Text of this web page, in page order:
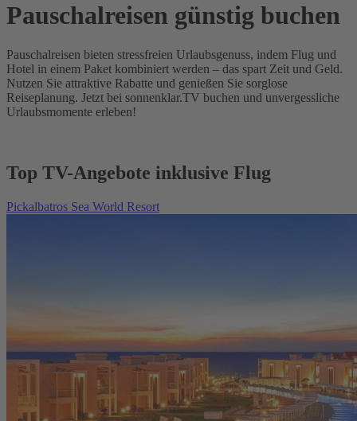
Pauschalreisen günstig buchen
Pauschalreisen bieten stressfreien Urlaubsgenuss, indem Flug und
Hotel in einem Paket kombiniert werden – das spart Zeit und Geld.
Nutzen Sie attraktive Rabatte und genießen Sie sorglose
Reiseplanung. Jetzt bei sonnenklar.TV buchen und unvergessliche
Urlaubsmomente erleben!
Top TV-Angebote inklusive Flug
Pickalbatros Sea World Resort